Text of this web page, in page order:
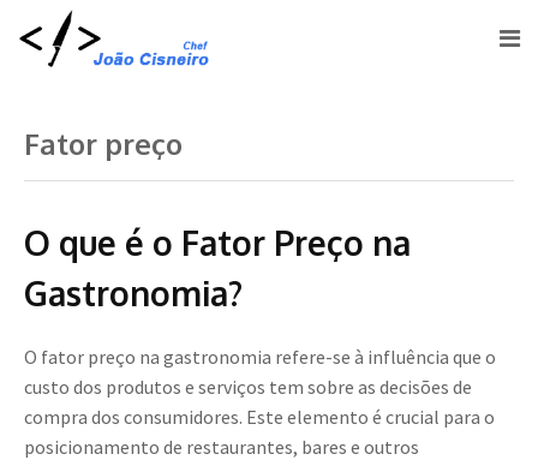
Fator preço
O que é o Fator Preço na
Gastronomia?
O fator preço na gastronomia refere-se à influência que o
custo dos produtos e serviços tem sobre as decisões de
compra dos consumidores. Este elemento é crucial para o
posicionamento de restaurantes, bares e outros